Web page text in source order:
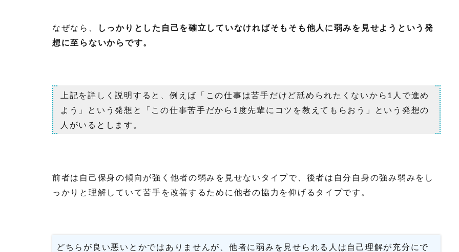
なぜなら、
しっかりとした自己を確立していなければそもそも他人に弱みを見せようという発
想に至らないからです。
上記を詳しく説明すると、例えば「この仕事は苦手だけど舐められたくないから1人で進め
よう」という発想と「この仕事苦手だから1度先輩にコツを教えてもらおう」という発想の
人がいるとします。
前者は自己保身の傾向が強く他者の弱みを見せないタイプで、後者は自分自身の強み弱みをし
っかりと理解していて苦手を改善するために他者の協力を仰げるタイプです。
どちらが良い悪いとかではありませんが、他者に弱みを見せられる人は自己理解が充分にで